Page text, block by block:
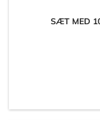
SÆT MED